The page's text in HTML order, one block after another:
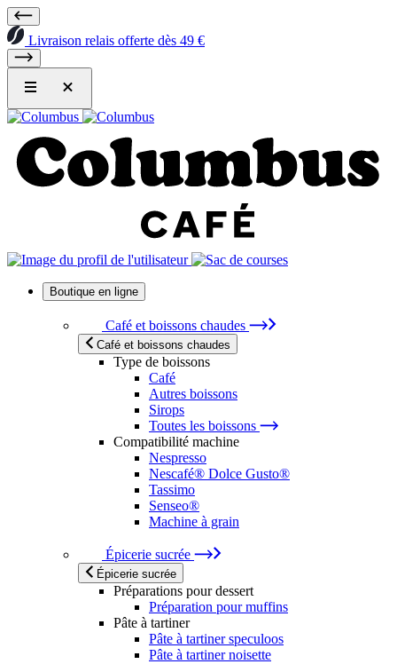
Livraison relais offerte dès 49 €
Boutique en ligne
Café et boissons chaudes
Café et boissons chaudes
Type de boissons
Café
Autres boissons
Sirops
Toutes les boissons
Compatibilité machine
Nespresso
Nescafé® Dolce Gusto®
Tassimo
Senseo®
Machine à grain
Épicerie sucrée
Épicerie sucrée
Préparations pour dessert
Préparation pour muffins
Pâte à tartiner
Pâte à tartiner speculoos
Pâte à tartiner noisette